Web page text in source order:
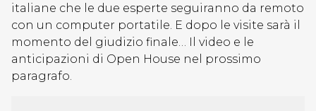
italiane che le due esperte seguiranno da remoto
con un computer portatile. E dopo le visite sarà il
momento del giudizio finale… Il video e le
anticipazioni di Open House nel prossimo
paragrafo.